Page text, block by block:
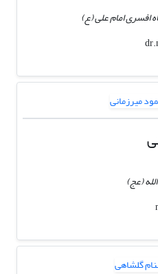
افسری امام علی (ع)
(عج)